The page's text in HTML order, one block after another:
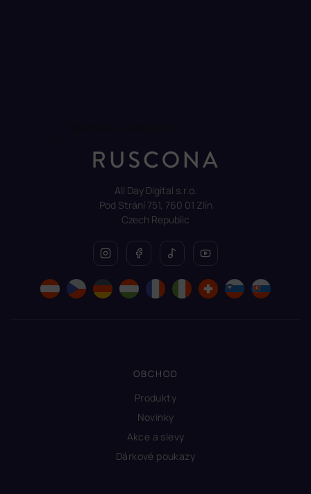
All Day Digital s.r.o.
Pod Strání 751, 760 01 Zlín
Czech Republic
OBCHOD
Produkty
Novinky
Akce a slevy
Dárkové poukazy